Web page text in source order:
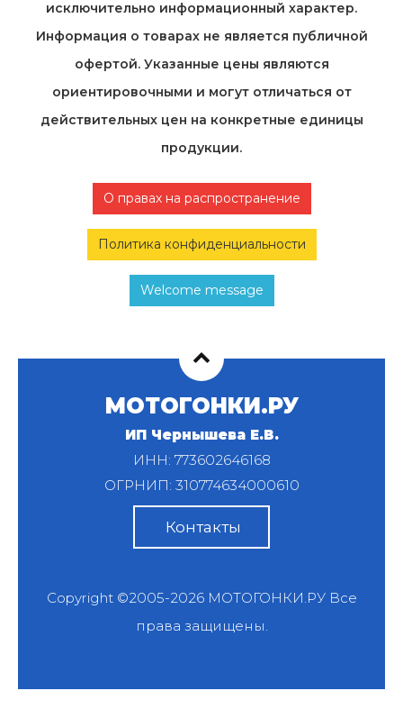
исключительно информационный характер.
Информация о товарах не является публичной
офертой. Указанные цены являются
ориентировочными и могут отличаться от
действительных цен на конкретные единицы
продукции.
О правах на распространение
Политика конфиденциальности
Welcome message
МОТОГОНКИ.РУ
ИП Чернышева Е.В.
ИНН: 773602646168
ОГРНИП: 310774634000610
Контакты
Copyright ©2005-2026 МОТОГОНКИ.РУВсе
права защищены.